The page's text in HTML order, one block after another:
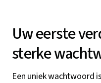
Uw eerste
sterke
Een uniek wachtwoord